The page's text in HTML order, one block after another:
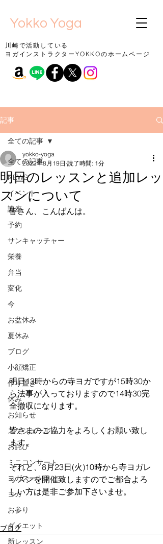
Yokko Yoga
川崎で活動している
ヨガインストラクターYOKKOのホームページ
記事
全ての記事
NEWS
イベント
講座
予約
サンキャッチャー
栄養
弁当
変化
今
お盆休み
夏休み
ブログ
小顔矯正
作り置き
休み
お知らせ
スケジュール
お詫び
ミニコンサート
ヨガスートラ
ヨガ
お参り
ダイエット
新レッスン
全ての記事
明日のレッスンと追加レッ
スンについて
yokko-yoga
2022年8月19日 読了時間: 1分
皆さん、こんばんは。
明日13時からの寺ヨガですが15時30か
ら法事が入っておりますので14時30完
全撤収になります。
皆さまのご協力をよろしくお願い致し
ます。
それと、8月23日(火)10時から寺ヨガレ
ッスンを開催致しますのでご都合よろ
しい方は是非ご参加下さいませ。
ブログ